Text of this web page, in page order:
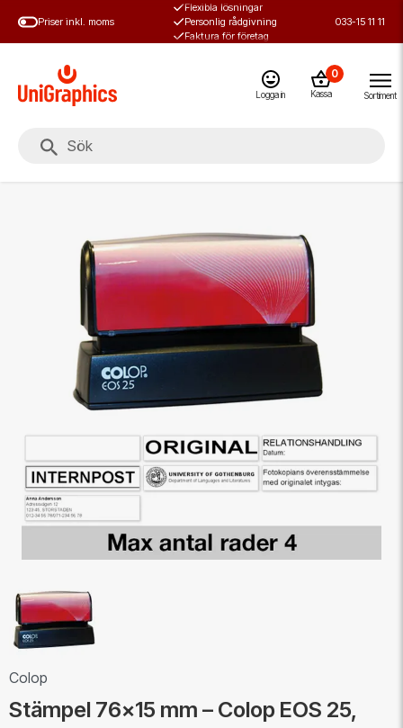
Priser inkl. moms
Flexibla lösningar
Personlig rådgivning
Faktura för företag
033-15 11 11
Logga in
0
Kassa Sortiment
Colop
Stämpel 76x15 mm – Colop EOS 25,